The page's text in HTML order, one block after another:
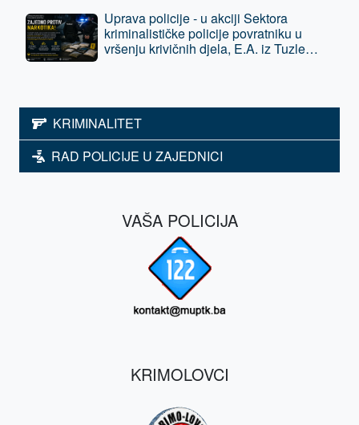
Uprava policije - u akciji Sektora
kriminalističke policije povratniku u
vršenju krivičnih djela, E.A. iz Tuzle
KRIMINALITET
RAD POLICIJE U ZAJEDNICI
VAŠA POLICIJA
KRIMOLOVCI